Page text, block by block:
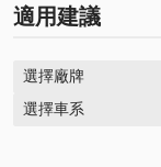
適用建議
選擇廠牌
選擇車系